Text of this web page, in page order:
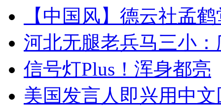
【中国风】德云社孟
河北无腿老兵马三小
信号灯Plus！浑身都亮
美国发言人即兴用中